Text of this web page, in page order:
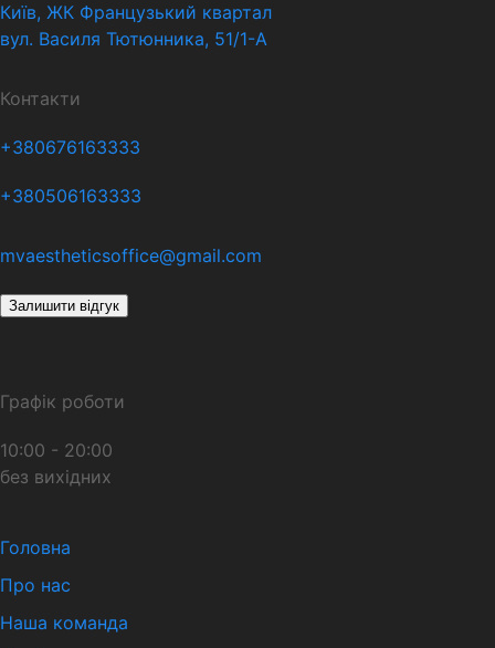
Київ, ЖК Французький квартал
вул. Василя Тютюнника, 51/1-А
Контакти
+380676163333
+380506163333
mvaestheticsoffice@gmail.com
Залишити відгук
Графік роботи
10:00 - 20:00
без вихідних
Головна
Про нас
Наша команда